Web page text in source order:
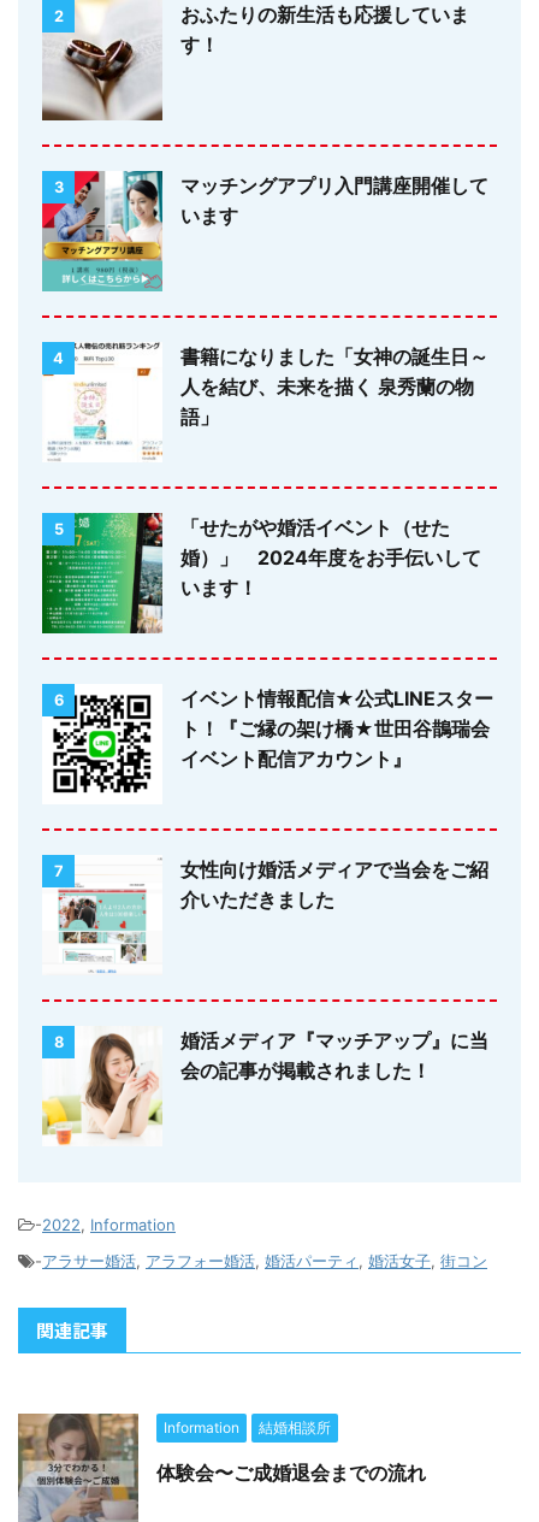
2
おふたりの新生活も応援していま
す！
3
マッチングアプリ入門講座開催して
います
4
書籍になりました「女神の誕生日～
人を結び、未来を描く 泉秀蘭の物
語」
5
「せたがや婚活イベント（せた
婚）」 2024年度をお手伝いして
います！
6
イベント情報配信★公式LINEスター
ト！『ご縁の架け橋★世田谷鵲瑞会
イベント配信アカウント』
7
女性向け婚活メディアで当会をご紹
介いただきました
8
婚活メディア『マッチアップ』に当
会の記事が掲載されました！
-2022, Information
-アラサー婚活, アラフォー婚活, 婚活パーティ, 婚活女子, 街コン
関連記事
Information 結婚相談所
体験会〜ご成婚退会までの流れ